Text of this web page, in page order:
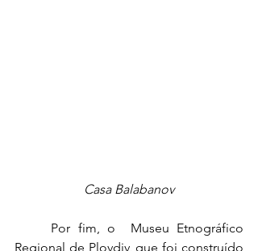
Casa Balabanov
Por fim, o  Museu Etnográfico
Regional de Plovdiv, que foi construído